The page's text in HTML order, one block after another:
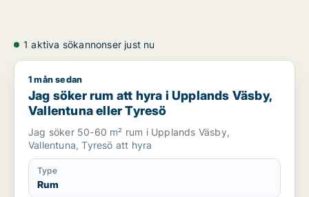
1 aktiva sökannonser just nu
Jag söker rum att hyra i Upplands Väsby, Vallentuna eller
1 mån sedan
Jag söker rum att hyra i Upplands Väsby,
Vallentuna eller Tyresö
Jag söker 50-60 m² rum i Upplands Väsby,
Vallentuna, Tyresö att hyra
Type
Rum